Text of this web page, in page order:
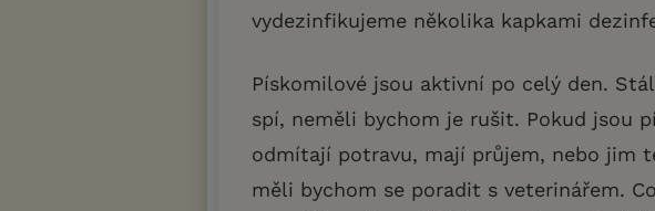
vydezinfikujeme několika kapkami
Pískomilové jsou aktivní po celý den.
spí, neměli bychom je rušit. Pokud jsou
odmítají potravu, mají průjem, nebo jim
měli bychom se poradit s veterinářem.